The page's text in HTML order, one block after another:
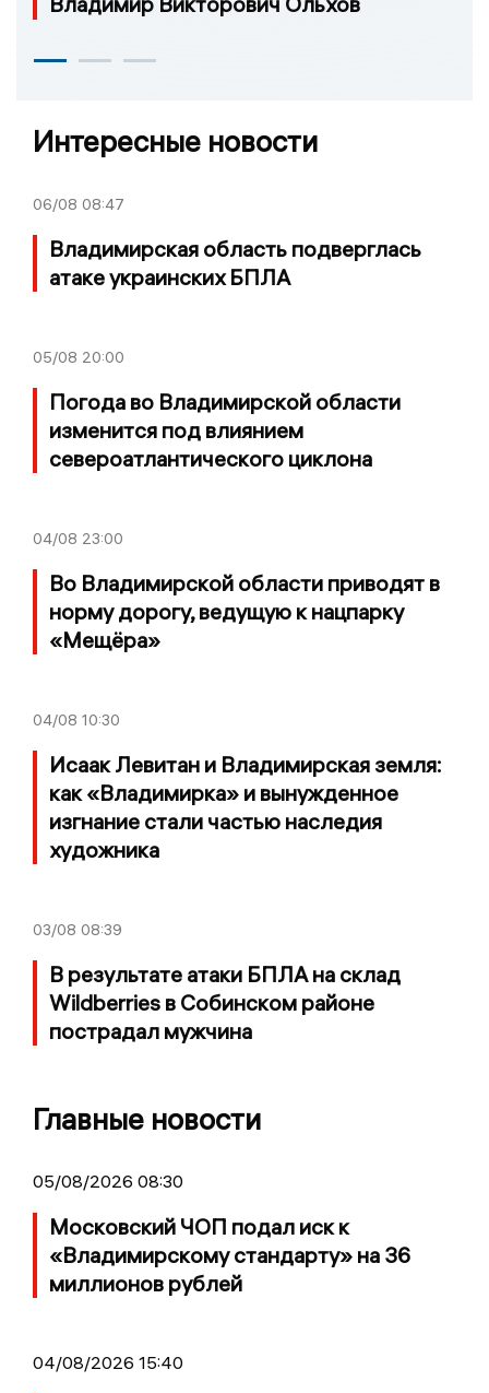
Интересные новости
06/08 08:47
Владимирская область подверглась
атаке украинских БПЛА
05/08 20:00
Погода во Владимирской области
изменится под влиянием
североатлантического циклона
04/08 23:00
Во Владимирской области приводят в
норму дорогу, ведущую к нацпарку
«Мещёра»
04/08 10:30
Исаак Левитан и Владимирская земля:
как «Владимирка» и вынужденное
изгнание стали частью наследия
художника
03/08 08:39
В результате атаки БПЛА на склад
Wildberries в Собинском районе
пострадал мужчина
Главные новости
05/08/2026 08:30
Московский ЧОП подал иск к
«Владимирскому стандарту» на 36
миллионов рублей
04/08/2026 15:40